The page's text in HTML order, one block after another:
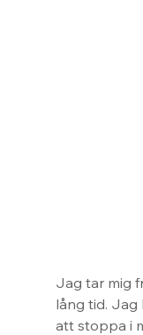
Jag tar mig
lång tid. Jag
att stoppa i